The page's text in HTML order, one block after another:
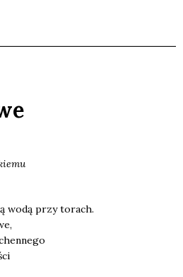
wodą przy torach.